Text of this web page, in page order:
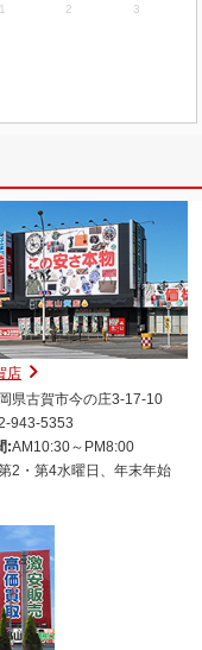
1 2 3
店
県古賀市今の庄3-17-10
943-5353
:AM10:30～PM8:00
2・第4水曜日、年末年始